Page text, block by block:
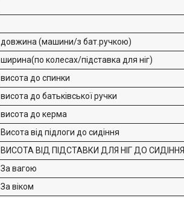
довжина (машини/з бат.ручкою)
ширина(по колесах/підставка для ніг)
висота до спинки
висота до батьківської ручки
висота до керма
Висота від підлоги до сидіння
ВИСОТА ВІД ПІДСТАВКИ ДЛЯ НІГ ДО СИДІННЯ
За вагою
За віком